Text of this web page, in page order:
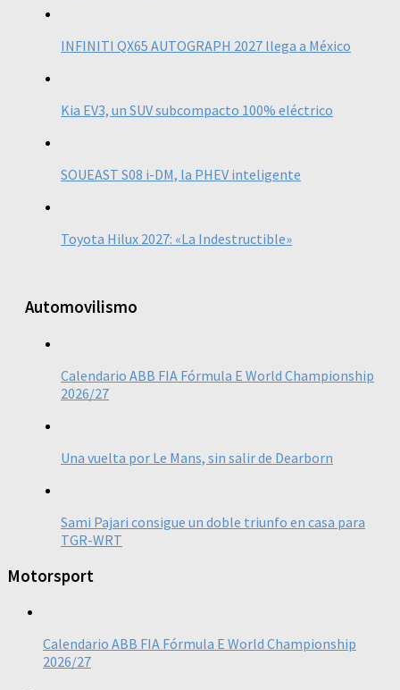
INFINITI QX65 AUTOGRAPH 2027 llega a México
Kia EV3, un SUV subcompacto 100% eléctrico
SOUEAST S08 i-DM, la PHEV inteligente
Toyota Hilux 2027: «La Indestructible»
Automovilismo
Calendario ABB FIA Fórmula E World Championship
2026/27
Una vuelta por Le Mans, sin salir de Dearborn
Sami Pajari consigue un doble triunfo en casa para
TGR-WRT
Motorsport
Calendario ABB FIA Fórmula E World Championship
2026/27